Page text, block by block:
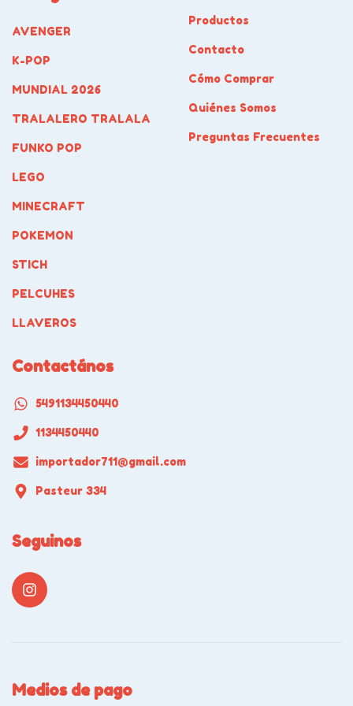
AVENGER
K-POP
MUNDIAL 2026
TRALALERO TRALALA
FUNKO POP
LEGO
MINECRAFT
POKEMON
STICH
PELCUHES
LLAVEROS
Productos
Contacto
Cómo Comprar
Quiénes Somos
Preguntas Frecuentes
Contactános
5491134450440
1134450440
importador711@gmail.com
Pasteur 334
Seguinos
Medios de pago